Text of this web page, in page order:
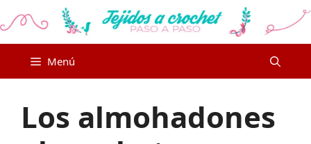
al
Menú
Los almohadones